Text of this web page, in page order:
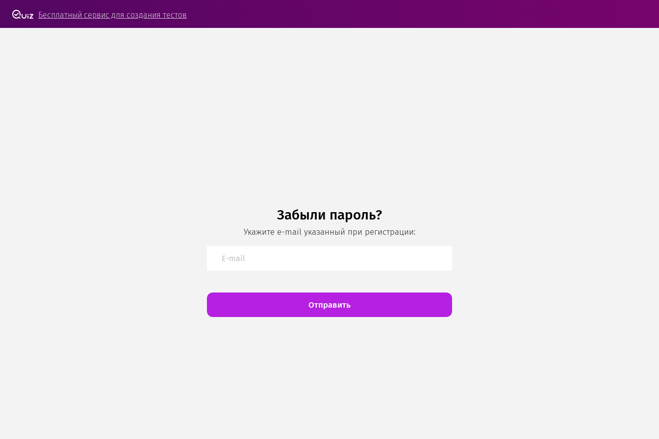
Бесплатный сервис для создания тестов
Забыли пароль?
Укажите e-mail указанный при регистрации:
Отправить